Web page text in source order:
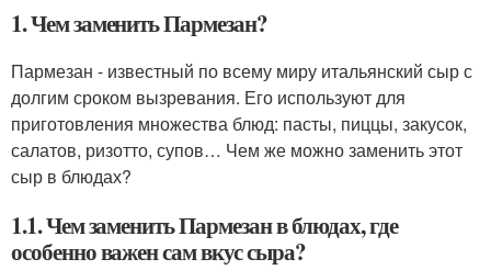
1. Чем заменить Пармезан?
Пармезан - известный по всему миру итальянский сыр с
долгим сроком вызревания. Его используют для
приготовления множества блюд: пасты, пиццы, закусок,
салатов, ризотто, супов… Чем же можно заменить этот
сыр в блюдах?
1.1. Чем заменить Пармезан в блюдах, где
особенно важен сам вкус сыра?